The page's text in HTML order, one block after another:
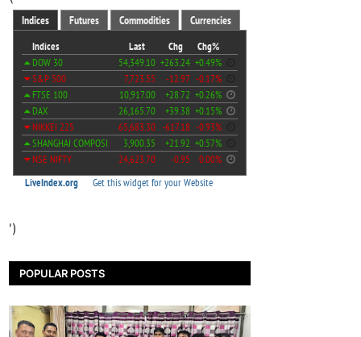
')
POPULAR POSTS